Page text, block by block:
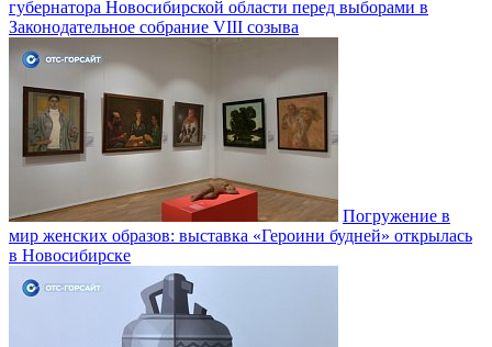
губернатора Новосибирской области перед выборами в
Законодательное собрание VIII созыва
Погружение в
мир женских образов: выставка «Героини будней» открылась
в Новосибирске